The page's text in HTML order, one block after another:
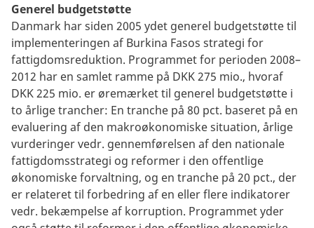
Generel budgetstøtte
Danmark har siden 2005 ydet generel budgetstøtte til
implementeringen af Burkina Fasos strategi for
fattigdomsreduktion. Programmet for perioden 2008–
2012 har en samlet ramme på DKK 275 mio., hvoraf
DKK 225 mio. er øremærket til generel budgetstøtte i
to årlige trancher: En tranche på 80 pct. baseret på en
evaluering af den makroøkonomiske situation, årlige
vurderinger vedr. gennemførelsen af den nationale
fattigdomsstrategi og reformer i den offentlige
økonomiske forvaltning, og en tranche på 20 pct., der
er relateret til forbedring af en eller flere indikatorer
vedr. bekæmpelse af korruption. Programmet yder